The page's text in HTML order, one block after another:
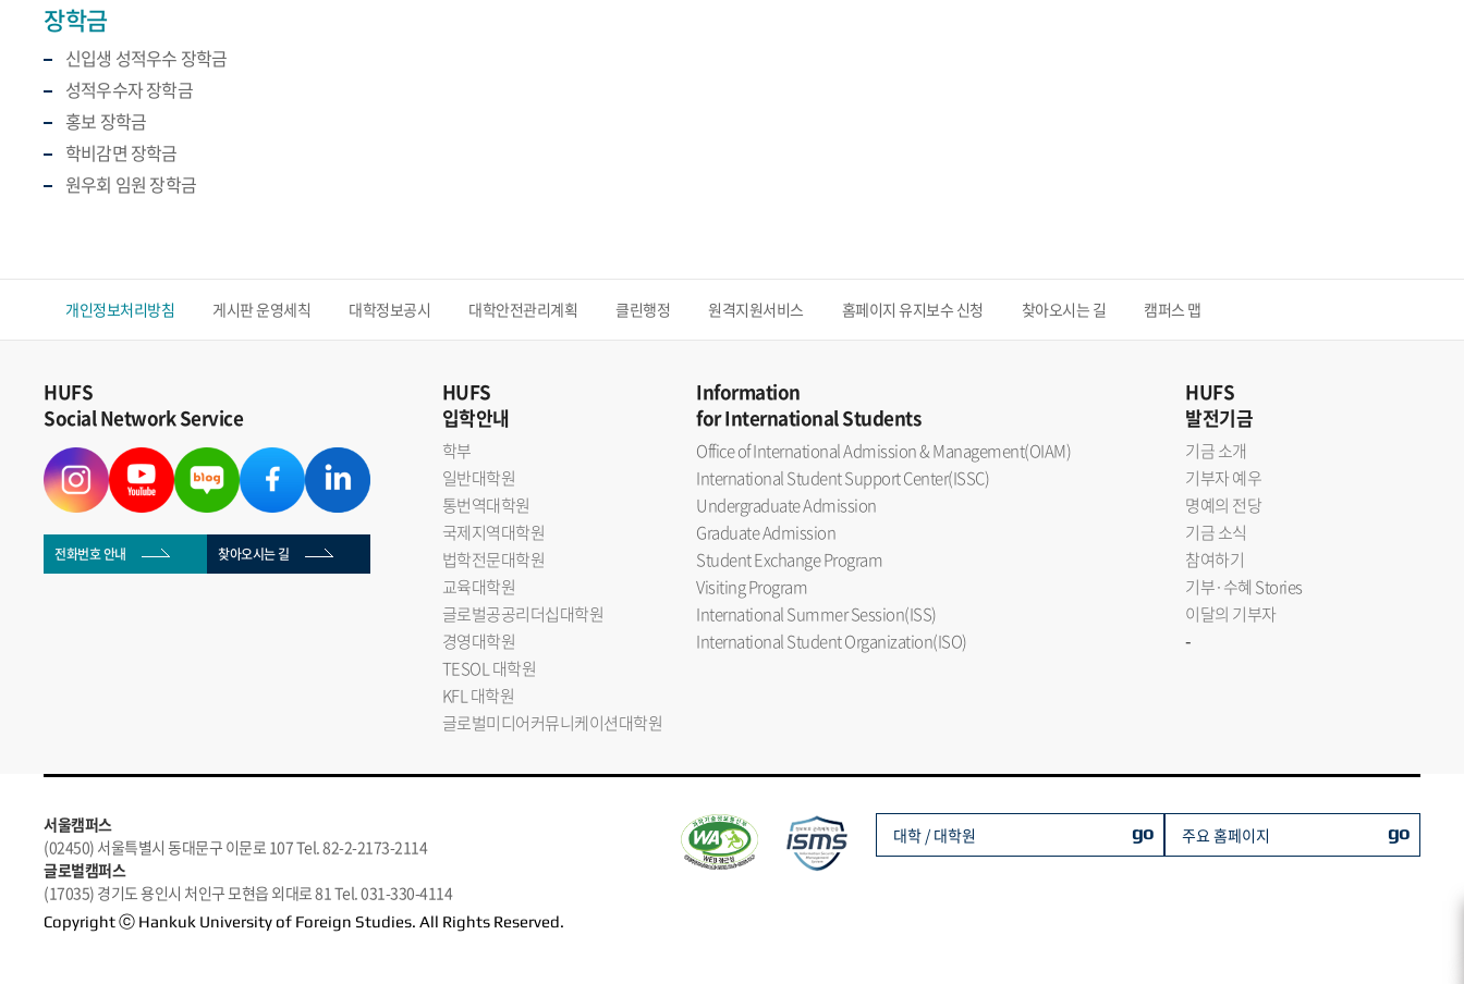
장학금
신입생 성적우수 장학금
성적우수자 장학금
홍보 장학금
학비감면 장학금
원우회 임원 장학금
개인정보처리방침 게시판 운영세칙 대학정보공시 대학안전관리계획 클린행정 원격지원서비스 홈페이지 유지보수 신청 찾아오시는 길 캠퍼스 맵
HUFS
Social Network Service
전화번호 안내 찾아오시는 길
HUFS
입학안내
학부
일반대학원
통번역대학원
국제지역대학원
법학전문대학원
교육대학원
글로벌공공리더십대학원
경영대학원
TESOL 대학원
KFL 대학원
글로벌미디어커뮤니케이션대학원
Information
for International Students
Office of International Admission & Management(OIAM)
International Student Support Center(ISSC)
Undergraduate Admission
Graduate Admission
Student Exchange Program
Visiting Program
International Summer Session(ISS)
International Student Organization(ISO)
HUFS
발전기금
기금 소개
기부자 예우
명예의 전당
기금 소식
참여하기
기부·수혜 Stories
이달의 기부자
-
서울캠퍼스
(02450) 서울특별시 동대문구 이문로 107 Tel. 82-2-2173-2114
글로벌캠퍼스
(17035) 경기도 용인시 처인구 모현읍 외대로 81 Tel. 031-330-4114
Copyright ⓒ Hankuk University of Foreign Studies. All Rights Reserved.
대학 / 대학원 go 주요 홈페이지 go